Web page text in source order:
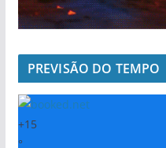
PREVISÃO DO TEMPO
+15
°